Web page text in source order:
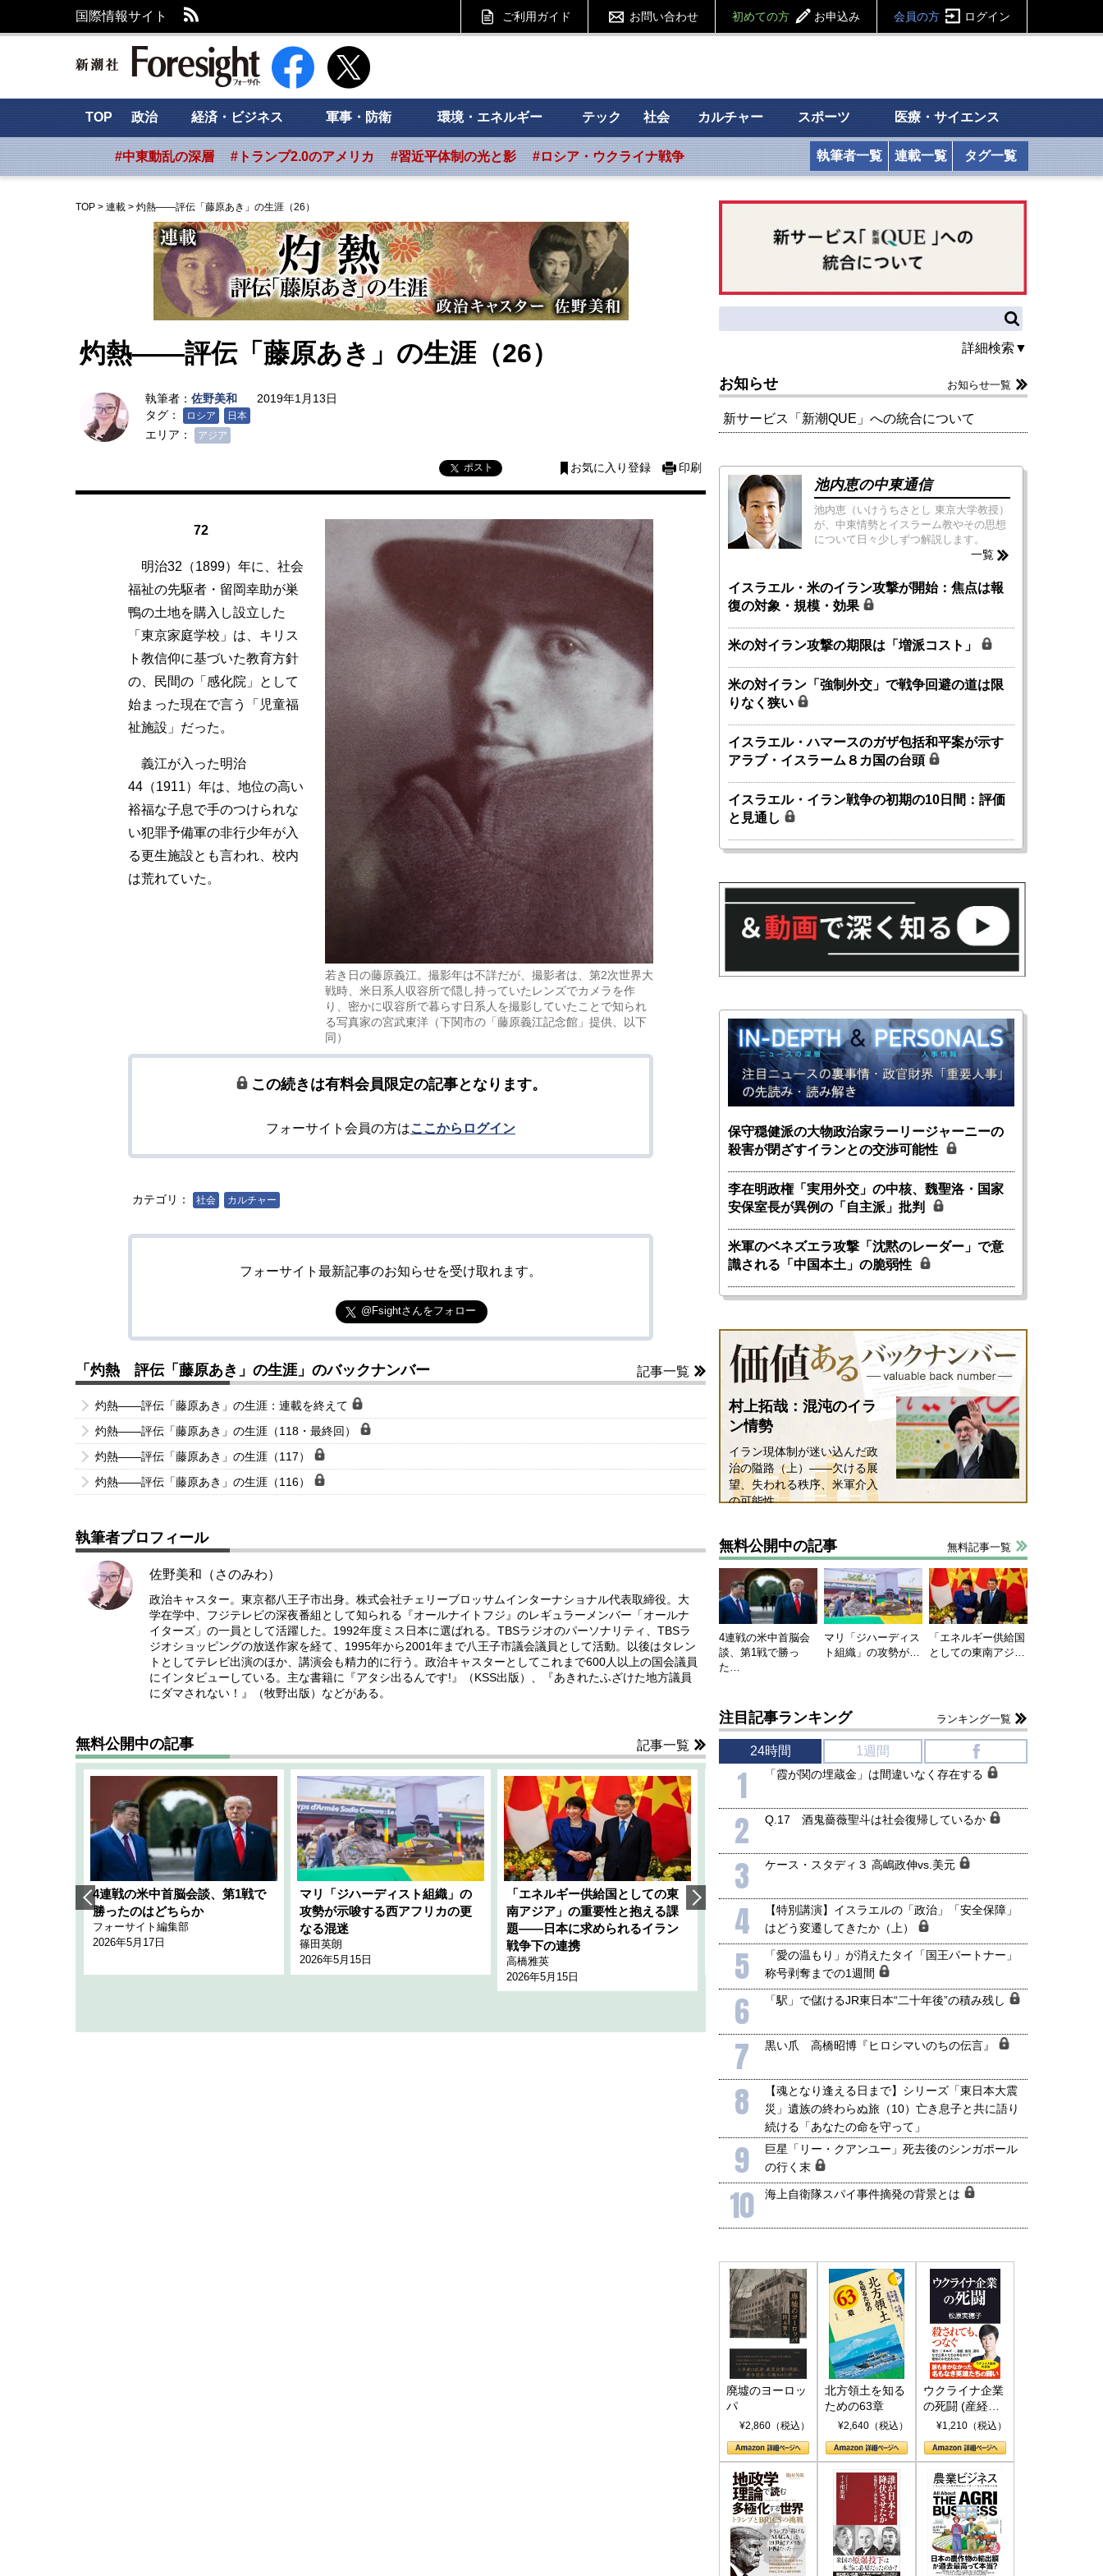
国際情報サイト ご利用ガイド お問い合わせ 初めての方 お申込み 会員の方 ログイン
新潮社 Foresight フォーサイト
TOP 政治 経済・ビジネス 軍事・防衛 環境・エネルギー テック 社会 カルチャー スポーツ 医療・サイエンス
#中東動乱の深層 #トランプ2.0のアメリカ #習近平体制の光と影 #ロシア・ウクライナ戦争 執筆者一覧 連載一覧 タグ一覧
TOP > 連載 > 灼熱――評伝「藤原あき」の生涯（26）
灼熱――評伝「藤原あき」の生涯（26）
執筆者： 佐野美和
2019年1月13日
タグ：
ロシア 日本
エリア： アジア
ポスト お気に入り登録 印刷
若き日の藤原義江。撮影年は不詳だが、撮影者は、第2次世界大
戦時、米日系人収容所で隠し持っていたレンズでカメラを作
り、密かに収容所で暮らす日系人を撮影していたことで知られ
る写真家の宮武東洋（下関市の「藤原義江記念館」提供、以下
同）
72
明治32（1899）年に、社会
福祉の先駆者・留岡幸助が巣
鴨の土地を購入し設立した
「東京家庭学校」は、キリス
ト教信仰に基づいた教育方針
の、民間の「感化院」として
始まった現在で言う「児童福
祉施設」だった。
義江が入った明治
44（1911）年は、地位の高い
裕福な子息で手のつけられな
い犯罪予備軍の非行少年が入
る更生施設とも言われ、校内
は荒れていた。
この続きは有料会員限定の記事となります。
フォーサイト会員の方はここからログイン
カテゴリ： 社会 カルチャー
フォーサイト最新記事のお知らせを受け取れます。
@Fsightさんをフォロー
「灼熱 評伝「藤原あき」の生涯」のバックナンバー 記事一覧
灼熱――評伝「藤原あき」の生涯：連載を終えて
灼熱――評伝「藤原あき」の生涯（118・最終回）
灼熱――評伝「藤原あき」の生涯（117）
灼熱――評伝「藤原あき」の生涯（116）
執筆者プロフィール
佐野美和（さのみわ）
政治キャスター。東京都八王子市出身。株式会社チェリーブロッサムインターナショナル代表取締役。大
学在学中、フジテレビの深夜番組として知られる『オールナイトフジ』のレギュラーメンバー「オールナ
イターズ」の一員として活躍した。1992年度ミス日本に選ばれる。TBSラジオのパーソナリティ、TBSラ
ジオショッピングの放送作家を経て、1995年から2001年まで八王子市議会議員として活動。以後はタレン
トとしてテレビ出演のほか、講演会も精力的に行う。政治キャスターとしてこれまで600人以上の国会議員
にインタビューしている。主な書籍に『アタシ出るんです!』（KSS出版）、『あきれたふざけた地方議員
にダマされない！』（牧野出版）などがある。
無料公開中の記事 記事一覧
4連戦の米中首脳会談、第1戦で
勝ったのはどちらか
フォーサイト編集部
2026年5月17日
マリ「ジハーディスト組織」の
攻勢が示唆する西アフリカの更
なる混迷
篠田英朗
2026年5月15日
「エネルギー供給国としての東
南アジア」の重要性と抱える課
題――日本に求められるイラン
戦争下の連携
高橋雅英
2026年5月15日
1905年体制」における日米韓安
全保障協力の意味
千々和泰明
2026年5月15日
ネルギー転換が「中国依存」に
行き着くリスク
小山堅
2026年5月14日
詳細検索▼
お知らせ お知らせ一覧
新サービス「新潮QUE」への統合について
池内恵の中東通信
池内恵（いけうちさとし 東京大学教授）
が、中東情勢とイスラーム教やその思想
について日々少しずつ解説します。
一覧
イスラエル・米のイラン攻撃が開始：焦点は報
復の対象・規模・効果
米の対イラン攻撃の期限は「増派コスト」
米の対イラン「強制外交」で戦争回避の道は限
りなく狭い
イスラエル・ハマースのガザ包括和平案が示す
アラブ・イスラーム８カ国の台頭
イスラエル・イラン戦争の初期の10日間：評価
と見通し
保守穏健派の大物政治家ラーリージャーニーの
殺害が閉ざすイランとの交渉可能性
李在明政権「実用外交」の中核、魏聖洛・国家
安保室長が異例の「自主派」批判
米軍のベネズエラ攻撃「沈黙のレーダー」で意
識される「中国本土」の脆弱性
村上拓哉：混沌のイラ
ン情勢
イラン現体制が迷い込んだ政
治の隘路（上）――欠ける展
望、失われる秩序、米軍介入
の可能性
無料公開中の記事 無料記事一覧
4連戦の米中首脳会
談、第1戦で勝っ
た…
マリ「ジハーディス
ト組織」の攻勢が…
「エネルギー供給国
としての東南アジ…
注目記事ランキング ランキング一覧
24時間 1週間
1 「霞が関の埋蔵金」は間違いなく存在する
2 Q.17 酒鬼薔薇聖斗は社会復帰しているか
3 ケース・スタディ３ 高嶋政伸vs.美元
4
【特別講演】イスラエルの「政治」「安全保障」
はどう変遷してきたか（上）
5
「愛の温もり」が消えたタイ「国王パートナー」
称号剥奪までの1週間
6 「駅」で儲けるJR東日本“二十年後”の積み残し
7 黒い爪 高橋昭博『ヒロシマいのちの伝言』
8
【魂となり逢える日まで】シリーズ「東日本大震
災」遺族の終わらぬ旅（10）亡き息子と共に語り
続ける「あなたの命を守って」
9
巨星「リー・クアンユー」死去後のシンガポール
の行く末
10 海上自衛隊スパイ事件摘発の背景とは
廃墟のヨーロッ
パ
¥2,860（税込）
北方領土を知る
ための63章
¥2,640（税込）
ウクライナ企業
の死闘 (産経セ
レクト S 039)
¥1,210（税込）